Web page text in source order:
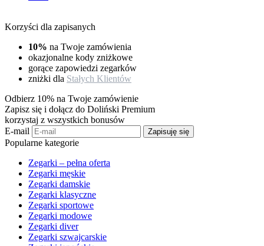
Korzyści dla zapisanych
10% na Twoje zamówienia
okazjonalne kody zniżkowe
gorące zapowiedzi zegarków
zniżki dla Stałych Klientów
Odbierz 10% na Twoje zamówienie
Zapisz się i dołącz do Doliński Premium
korzystaj z wszystkich bonusów
E-mail
Zapisuję się
Popularne kategorie
Zegarki – pełna oferta
Zegarki męskie
Zegarki damskie
Zegarki klasyczne
Zegarki sportowe
Zegarki modowe
Zegarki diver
Zegarki szwajcarskie